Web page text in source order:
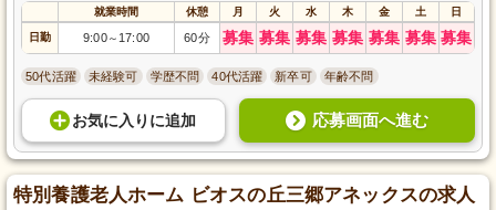
就業時間 休憩 月 火 水 木 金 土 日
日勤 9:00～ 17:00 60分 募集 募集 募集 募集 募集 募集 募集
50代活躍 未経験可 学歴不問 40代活躍 新卒可 年齢不問
お気に入り に追加 応募画面へ進む
特別養護老人ホーム ビオスの丘三郷アネックスの求人